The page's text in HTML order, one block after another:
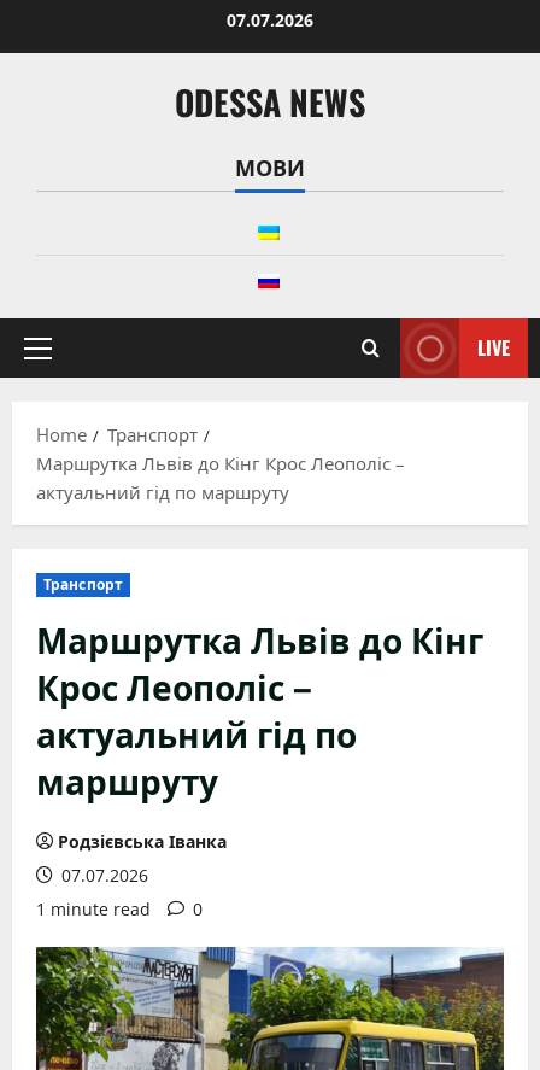
07.07.2026
ODESSA NEWS
МОВИ
Primary
LIVE
Home
Транспорт
Маршрутка Львів до Кінг Крос Леополіс –
актуальний гід по маршруту
Транспорт
Маршрутка Львів до Кінг
Крос Леополіс –
актуальний гід по
маршруту
Родзієвська Іванка
07.07.2026
1 minute read
0